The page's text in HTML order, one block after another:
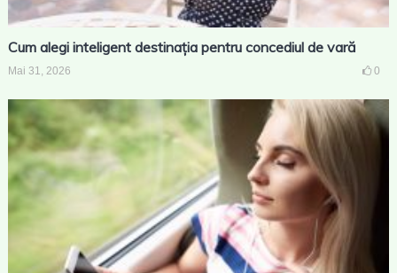
Cum alegi inteligent destinația pentru concediul de vară
Mai 31, 2026 0